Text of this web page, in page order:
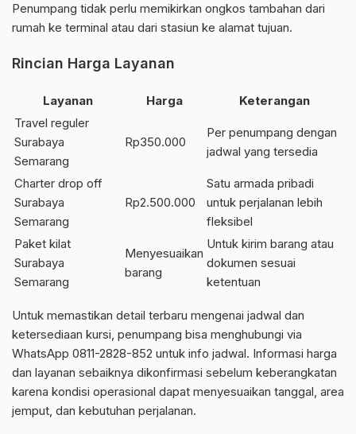
Penumpang tidak perlu memikirkan ongkos tambahan dari
rumah ke terminal atau dari stasiun ke alamat tujuan.
Rincian Harga Layanan
Layanan Harga
Keterangan
Travel reguler
Surabaya
Semarang
Rp350.000
Per penumpang dengan
jadwal yang tersedia
Charter drop off
Surabaya
Semarang
Rp2.500.000
Satu armada pribadi
untuk perjalanan lebih
fleksibel
Paket kilat
Surabaya
Semarang
Menyesuaikan
barang
Untuk kirim barang atau
dokumen sesuai
ketentuan
Untuk memastikan detail terbaru mengenai jadwal dan
ketersediaan kursi, penumpang bisa menghubungi via
WhatsApp 0811-2828-852 untuk info jadwal. Informasi harga
dan layanan sebaiknya dikonfirmasi sebelum keberangkatan
karena kondisi operasional dapat menyesuaikan tanggal, area
jemput, dan kebutuhan perjalanan.